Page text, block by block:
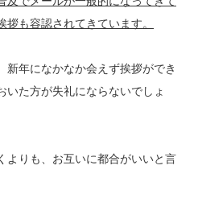
も容認されてきています。
新年になかなか会えず挨拶ができ
いた方が失礼にならないでしょ
よりも、お互いに都合がいいと言